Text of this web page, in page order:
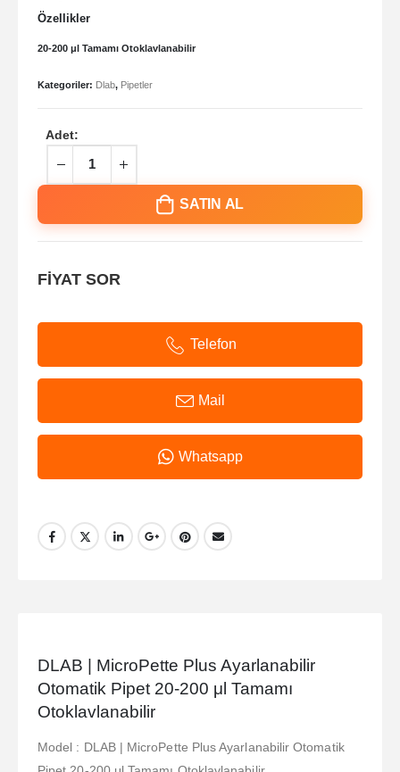
Özellikler
20-200 μl Tamamı Otoklavlanabilir
Kategoriler: Dlab, Pipetler
Adet:
SATIN AL
FİYAT SOR
Telefon
Mail
Whatsapp
DLAB | MicroPette Plus Ayarlanabilir
Otomatik Pipet 20-200 μl Tamamı
Otoklavlanabilir
Model : DLAB | MicroPette Plus Ayarlanabilir Otomatik